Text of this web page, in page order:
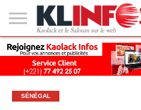
#2
(PAS
DE
TITRE)
KAOLACK
POLITIQUE
ECONOMIE
SOCIÉTÉ
CULTURE
PEOPLE
SPORT
SANTÉ
AFRIQUE
INTERNATIONAL
EMPLOI &
FORMATION
SÉNÉGAL